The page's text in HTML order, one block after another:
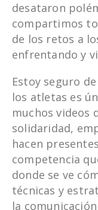
desataron
compartimos
de los retos a
enfrentando y
Estoy seguro
los atletas es
muchos videos
solidaridad,
hacen
competencia
donde se ve
técnicas y
la